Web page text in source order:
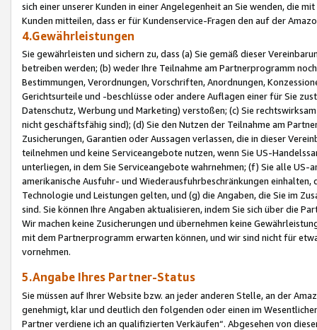
sich einer unserer Kunden in einer Angelegenheit an Sie wenden, die
Kunden mitteilen, dass er für Kundenservice-Fragen den auf der
4.Gewährleistungen
Sie gewährleisten und sichern zu, dass (a) Sie gemäß dieser
betreiben werden; (b) weder Ihre Teilnahme am Partnerprogramm
Bestimmungen, Verordnungen, Vorschriften, Anordnungen,
Gerichtsurteile und -beschlüsse oder andere Auflagen einer für Sie
Datenschutz, Werbung und Marketing) verstoßen; (c) Sie
nicht geschäftsfähig sind); (d) Sie den Nutzen der Teilnahme am
Zusicherungen, Garantien oder Aussagen verlassen, die in dieser
teilnehmen und keine Serviceangebote nutzen, wenn Sie US-
unterliegen, in dem Sie Serviceangebote wahrnehmen; (f) Sie alle
amerikanische Ausfuhr- und Wiederausfuhrbeschränkungen
Technologie und Leistungen gelten, und (g) die Angaben, die Sie im
sind. Sie können Ihre Angaben aktualisieren, indem Sie sich über die
Wir machen keine Zusicherungen und übernehmen keine
mit dem Partnerprogramm erwarten können, und wir sind nicht für
vornehmen.
5.Angabe Ihres Partner-Status
Sie müssen auf Ihrer Website bzw. an jeder anderen Stelle, an der
genehmigt, klar und deutlich den folgenden oder einen im
Partner verdiene ich an qualifizierten Verkäufen“. Abgesehen von